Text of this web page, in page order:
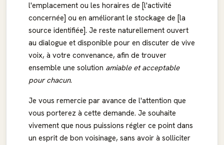
l'emplacement ou les horaires de [l'activité
concernée] ou en améliorant le stockage de [la
source identifiée]. Je reste naturellement ouvert
au dialogue et disponible pour en discuter de vive
voix, à votre convenance, afin de trouver
ensemble une solution amiable et acceptable
pour chacun.
Je vous remercie par avance de l'attention que
vous porterez à cette demande. Je souhaite
vivement que nous puissions régler ce point dans
un esprit de bon voisinage, sans avoir à solliciter